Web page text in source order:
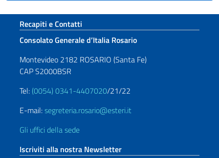
Sezione footer
Recapiti e Contatti
Consolato Generale d’Italia Rosario
Montevideo 2182 ROSARIO (Santa Fe)
CAP S2000BSR
Tel: (0054) 0341-4407020/21/22
E-mail:segreteria.rosario@esteri.it
Gli uffici della sede
Iscriviti alla nostra Newsletter